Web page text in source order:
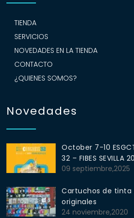
TIENDA
SERVICIOS
NOVEDADES EN LA TIENDA
CONTACTO
¿QUIENES SOMOS?
Novedades
October 7-10
32 – FIBES SEVILLA
09 septiembre,2025
Cartuchos de
originales
24 noviembre,2020